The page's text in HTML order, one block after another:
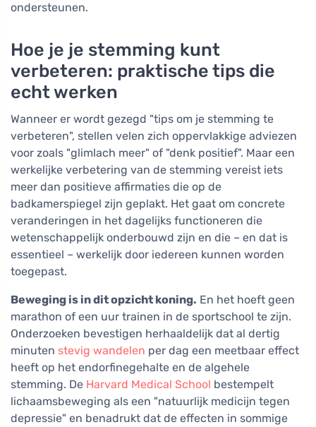
ondersteunen.
Hoe je je stemming kunt
verbeteren: praktische tips die
echt werken
Wanneer er wordt gezegd "tips om je stemming te
verbeteren", stellen velen zich oppervlakkige adviezen
voor zoals "glimlach meer" of "denk positief". Maar een
werkelijke verbetering van de stemming vereist iets
meer dan positieve affirmaties die op de
badkamerspiegel zijn geplakt. Het gaat om concrete
veranderingen in het dagelijks functioneren die
wetenschappelijk onderbouwd zijn en die – en dat is
essentieel – werkelijk door iedereen kunnen worden
toegepast.
Beweging is in dit opzicht koning. En het hoeft geen
marathon of een uur trainen in de sportschool te zijn.
Onderzoeken bevestigen herhaaldelijk dat al dertig
minuten stevig wandelen per dag een meetbaar effect
heeft op het endorfinegehalte en de algehele
stemming. De Harvard Medical School bestempelt
lichaamsbeweging als een "natuurlijk medicijn tegen
depressie" en benadrukt dat de effecten in sommige